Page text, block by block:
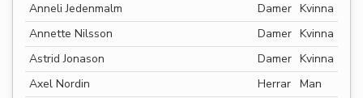
Anneli Jedenmalm
Damer Kvinna
Annette Nilsson
Damer Kvinna
Astrid Jonason
Damer Kvinna
Axel Nordin
Herrar Man